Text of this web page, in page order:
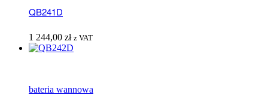
QB241D
1 244,00 zł z VAT
bateria wannowa